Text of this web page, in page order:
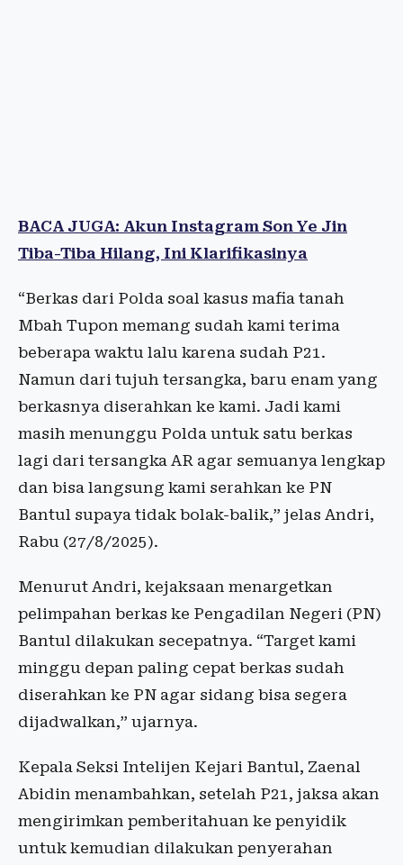
BACA JUGA: Akun Instagram Son Ye Jin
Tiba-Tiba Hilang, Ini Klarifikasinya
“Berkas dari Polda soal kasus mafia tanah
Mbah Tupon memang sudah kami terima
beberapa waktu lalu karena sudah P21.
Namun dari tujuh tersangka, baru enam yang
berkasnya diserahkan ke kami. Jadi kami
masih menunggu Polda untuk satu berkas
lagi dari tersangka AR agar semuanya lengkap
dan bisa langsung kami serahkan ke PN
Bantul supaya tidak bolak-balik,” jelas Andri,
Rabu (27/8/2025).
Menurut Andri, kejaksaan menargetkan
pelimpahan berkas ke Pengadilan Negeri (PN)
Bantul dilakukan secepatnya. “Target kami
minggu depan paling cepat berkas sudah
diserahkan ke PN agar sidang bisa segera
dijadwalkan,” ujarnya.
Kepala Seksi Intelijen Kejari Bantul, Zaenal
Abidin menambahkan, setelah P21, jaksa akan
mengirimkan pemberitahuan ke penyidik
untuk kemudian dilakukan penyerahan